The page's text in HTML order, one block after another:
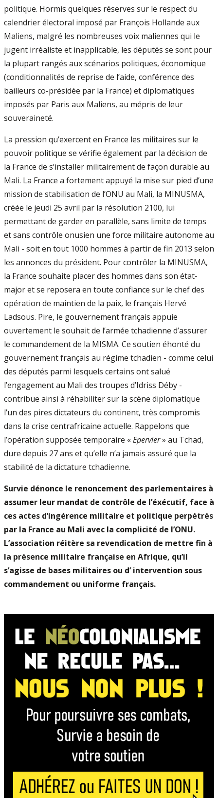
politique. Hormis quelques réserves sur le respect du
calendrier électoral imposé par François Hollande aux
Maliens, malgré les nombreuses voix maliennes qui le
jugent irréaliste et inapplicable, les députés se sont pour
la plupart rangés aux scénarios politiques, économique
(conditionnalités de reprise de l’aide, conférence des
bailleurs co-présidée par la France) et diplomatiques
imposés par Paris aux Maliens, au mépris de leur
souveraineté.
La pression qu’exercent en France les militaires sur le
pouvoir politique se vérifie également par la décision de
la France de s’installer militairement de façon durable au
Mali. La France a fortement appuyé la mise sur pied d’une
mission de stabilisation de l’ONU au Mali, la MINUSMA,
créée le jeudi 25 avril par la résolution 2100, lui
permettant de garder en parallèle, sans limite de temps
et sans contrôle onusien une force militaire autonome au
Mali - soit en tout 1000 hommes à partir de fin 2013 selon
les annonces du président. Pour contrôler la MINUSMA,
la France souhaite placer des hommes dans son état-
major et se reposera en toute confiance sur le chef des
opération de maintien de la paix, le français Hervé
Ladsous. Pire, le gouvernement français appuie
ouvertement le souhait de l’armée tchadienne d’assurer
le commandement de la MISMA. Ce soutien éhonté du
gouvernement français au régime tchadien - comme celui
des députés parmi lesquels certains ont salué
l’engagement au Mali des troupes d’Idriss Déby -
contribue ainsi à réhabiliter sur la scène diplomatique
l’un des pires dictateurs du continent, très compromis
dans la crise centrafricaine actuelle. Rappelons que
l’opération supposée temporaire «Epervier» au Tchad,
dure depuis 27 ans et qu’elle n’a jamais assuré que la
stabilité de la dictature tchadienne.
Survie dénonce le renoncement des parlementaires à
assumer leur mandat de contrôle de l’éxécutif, face à
ces actes d’ingérence militaire et politique perpétrés
par la France au Mali avec la complicité de l’ONU.
L’association réitère sa revendication de mettre fin à
la présence militaire française en Afrique, qu’il
s’agisse de bases militaires ou d’ intervention sous
commandement ou uniforme français.